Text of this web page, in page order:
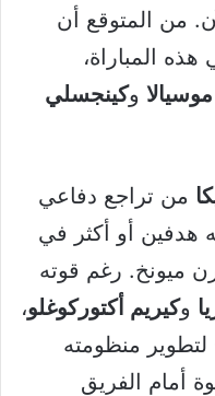
من المتوقع أن
المباراة،
وكينجسلي
من تراجع دفاعي
هدفين أو أكثر في
ميونخ. رغم قوته
وكيريم أكتوركوغلو،
لتطوير منظومته
أمام الفريق